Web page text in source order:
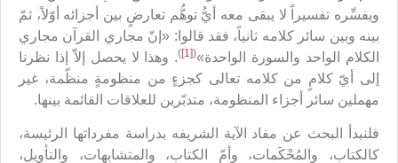
ويفسِّره تفسيراً لا يبقى معه أيُّ توهُّم تعارضٍ بين أجزائه أوّلاً، ثمّ
بينه وبين سائر كلامه ثانياً، فقد قالوا: «إنّ مجاري القرآن مجاري
الكلام الواحد والسورة الواحدة»(
[1]
). وهذا لا يحصل إلاّ إذا نظرنا
إلى أيّ كلامٍ من كلامه تعالى كجزءٍ من منظومةٍ منظّمة، غير
مهملين سائر أجزاء المنظومة، متدبّرين للعلاقات القائمة بينها.
فلنبدأ البحث عن مفاد الآية الشريفه بدراسة مفرداتها الرئيسة،
كالكتاب، والمُحْكَمات، وأمّ الكتاب، والمتشابِهات، والتأويل،